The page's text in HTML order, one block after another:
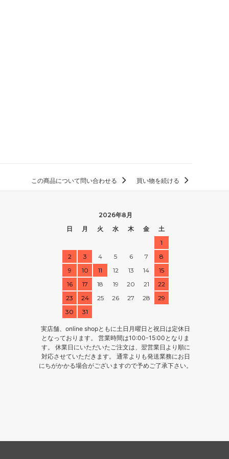
この商品について問い合わせる 買い物を続ける
2026年8月
日
月 火 水 木 金
土
1
2
3 4 5 6 7
8
9
10 11 12 13 14
15
16
17 18 19 20 21
22
23
24 25 26 27 28
29
30
31
実店舗、online shopともに土日月曜日と祝日は定休日
となっております。 営業時間は10:00-15:00となりま
す。 休業日にいただいたご注文は、翌営業日より順に
対応させていただきます。 通常よりも発送業務にお日
にちがかかる場合がございますので予めご了承下さい。